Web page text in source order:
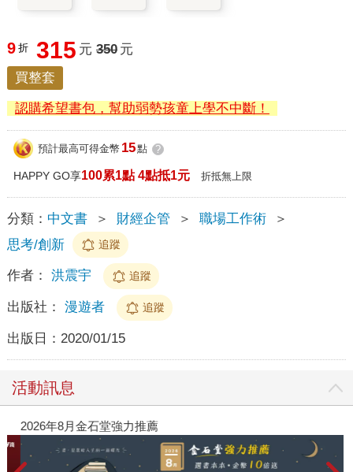
9 折 315 元 350 元
買整套
認購希望書包，幫助弱勢孩童上學不中斷！
預計最高可得金幣 15點 ?
HAPPY GO享100累1點 4點抵1元 折抵無上限
分類： 中文書 ＞ 財經企管 ＞ 職場工作術
＞
思考/創新
追蹤
作者： 洪震宇 追蹤
出版社： 漫遊者 追蹤
出版日： 2020/01/15
活動訊息
2026年8月金石堂強力推薦